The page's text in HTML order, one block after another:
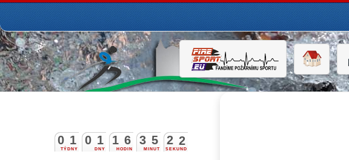
TÝDNY
0 1
DNY
0 1
HODIN
1 6
MINUT
3 5
SEKUND
2 1